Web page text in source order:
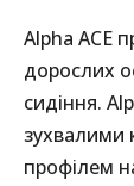
Alpha ACE
дорослих
сидіння.
зухвалими
профілем